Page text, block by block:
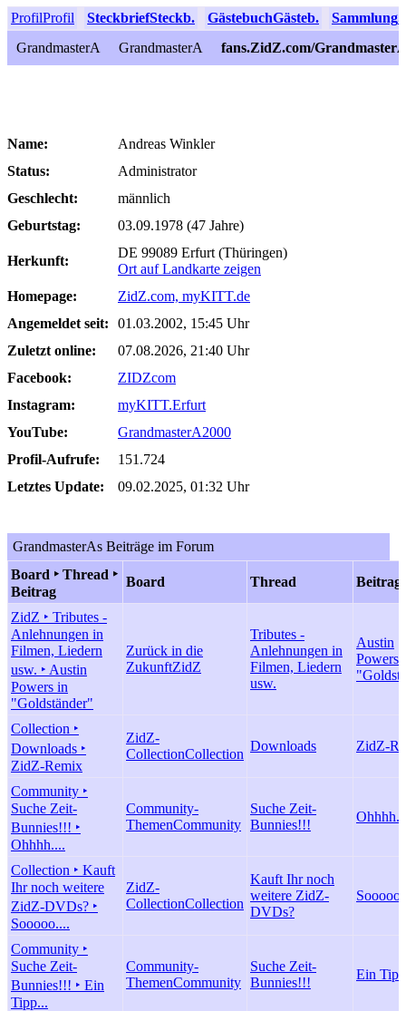
ProfilProfil SteckbriefSteckb. GästebuchGästeb. Sammlung
GrandmasterA
GrandmasterA fans.ZidZ.com/
Name:
Andreas Winkler
Status:
Administrator
Geschlecht:
männlich
Geburtstag:
03.09.1978 (47 Jahre)
Herkunft:
DE 99089 Erfurt (Thüringen)
Ort auf Landkarte zeigen
Homepage:
ZidZ.com, myKITT.de
Angemeldet seit:
01.03.2002, 15:45 Uhr
Zuletzt online:
07.08.2026, 21:40 Uhr
Facebook:
ZIDZcom
Instagram:
myKITT.Erfurt
YouTube:
GrandmasterA2000
Profil-Aufrufe:
151.724
Letztes Update:
09.02.2025, 01:32 Uhr
GrandmasterAs Beiträge im Forum
Board ‣ Thread ‣
Beitrag
Board Thread Beitrag
ZidZ ‣ Tributes -
Anlehnungen in
Filmen, Liedern
usw. ‣ Austin
Powers in
"Goldständer"
Zurück in die
ZukunftZidZ
Tributes -
Anlehnungen in
Filmen, Liedern
usw.
Austin
Powers
Collection ‣
Downloads ‣
ZidZ-Remix
ZidZ-
CollectionCollection
Downloads ZidZ-
Community ‣
Suche Zeit-
Bunnies!!! ‣
Ohhhh....
Community-
ThemenCommunity
Suche Zeit-
Bunnies!!!
Collection ‣ Kauft
Ihr noch weitere
ZidZ-DVDs? ‣
Sooooo....
ZidZ-
CollectionCollection
Kauft Ihr noch
weitere ZidZ-
DVDs?
Community ‣
Suche Zeit-
Bunnies!!! ‣ Ein
Tipp...
Community-
ThemenCommunity
Suche Zeit-
Bunnies!!!
Ein